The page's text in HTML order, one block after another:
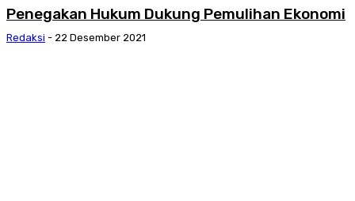
Penegakan Hukum Dukung Pemulihan Ekonomi
Redaksi - 22 Desember 2021